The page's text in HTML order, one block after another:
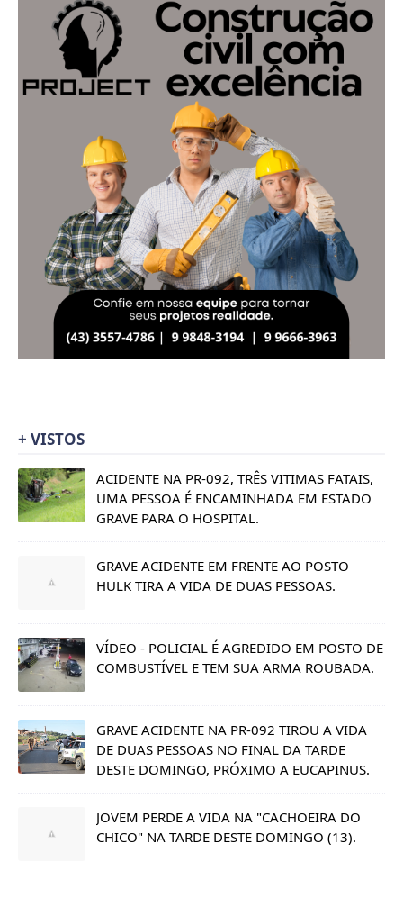
+ VISTOS
ACIDENTE NA PR-092, TRÊS VITIMAS FATAIS,
UMA PESSOA É ENCAMINHADA EM ESTADO
GRAVE PARA O HOSPITAL.
GRAVE ACIDENTE EM FRENTE AO POSTO
HULK TIRA A VIDA DE DUAS PESSOAS.
VÍDEO - POLICIAL É AGREDIDO EM POSTO DE
COMBUSTÍVEL E TEM SUA ARMA ROUBADA.
GRAVE ACIDENTE NA PR-092 TIROU A VIDA
DE DUAS PESSOAS NO FINAL DA TARDE
DESTE DOMINGO, PRÓXIMO A EUCAPINUS.
JOVEM PERDE A VIDA NA "CACHOEIRA DO
CHICO" NA TARDE DESTE DOMINGO (13).